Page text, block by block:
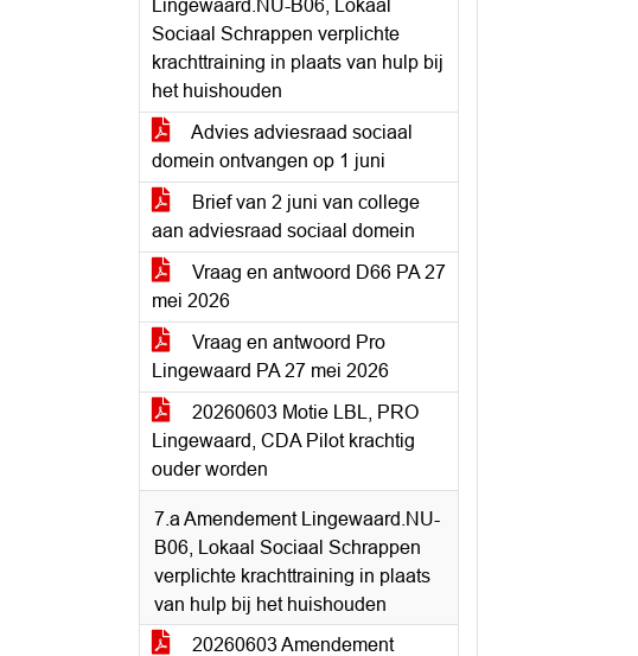
Lingewaard.NU-B06, Lokaal
Sociaal Schrappen verplichte
krachttraining in plaats van hulp bij
het huishouden
Advies adviesraad sociaal
domein ontvangen op 1 juni
Brief van 2 juni van college
aan adviesraad sociaal domein
Vraag en antwoord D66 PA 27
mei 2026
Vraag en antwoord Pro
Lingewaard PA 27 mei 2026
20260603 Motie LBL, PRO
Lingewaard, CDA Pilot krachtig
ouder worden
7.a Amendement Lingewaard.NU-
B06, Lokaal Sociaal Schrappen
verplichte krachttraining in plaats
van hulp bij het huishouden
20260603 Amendement